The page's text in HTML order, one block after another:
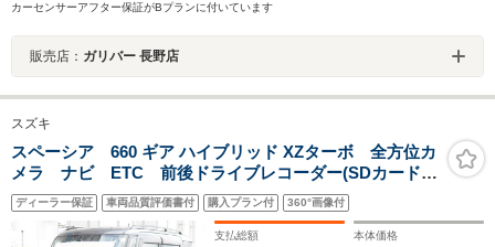
カーセンサーアフター保証がBプランに付いています
販売店： ガリバー 長野店
スズキ
スペーシア 660 ギア ハイブリッド XZターボ 全方位カ
メラ ナビ ETC 前後ドライブレコーダー(SDカードな
し) フロアマット ドアバイザー 両側電動スライドド
ア LEDヘッドランプ 衝突被害軽減ブレーキ 後退時
ブレーキサポート
ディーラー保証 車両品質評価書付 購入プラン付 360°画像付
支払総額 本体価格